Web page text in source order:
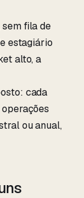
fila de
estagiário
alto, a
cada
ou anual,